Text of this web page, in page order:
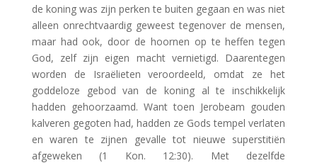
de koning was zijn perken te buiten gegaan en was niet
alleen onrechtvaardig geweest tegenover de mensen,
maar had ook, door de hoornen op te heffen tegen
God, zelf zijn eigen macht vernietigd. Daarentegen
worden de Israëlieten veroordeeld, omdat ze het
goddeloze gebod van de koning al te inschikkelijk
hadden gehoorzaamd. Want toen Jerobeam gouden
kalveren gegoten had, hadden ze Gods tempel verlaten
en waren te zijnen gevalle tot nieuwe superstitiën
afgeweken (1 Kon. 12:30). Met dezelfde